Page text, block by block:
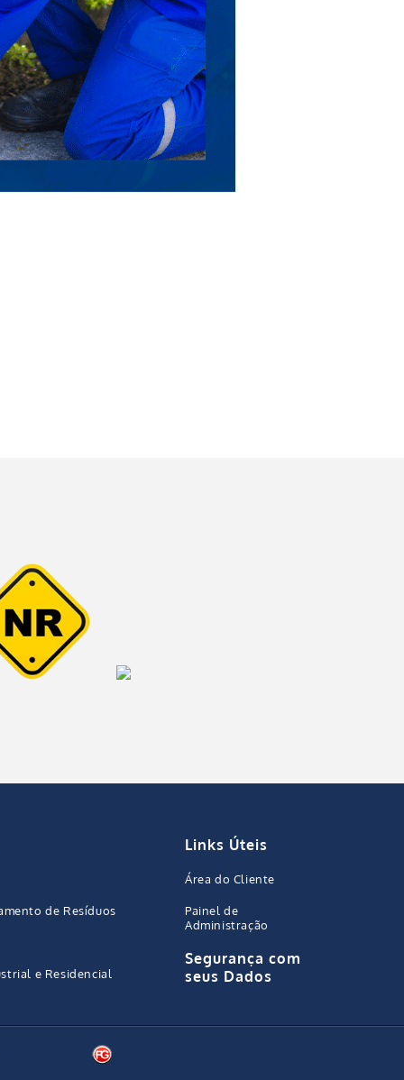
de Resíduos
e Residencial
Links Úteis
Área do Cliente
Painel de
Administração
Segurança com
seus Dados